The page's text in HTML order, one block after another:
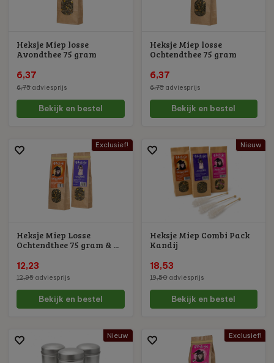
Heksje Miep losse
Avondthee 75 gram
6,37
6,75 adviesprijs
Bekijk en bestel
Heksje Miep losse
Ochtendthee 75 gram
6,37
6,75adviesprijs
Bekijk en bestel
Exclusief!
Heksje Miep Losse
Ochtendthee 75 gram & ...
12,23
12,95 adviesprijs
Bekijk en bestel
Nieuw
Heksje Miep Combi Pack
Kandij
18,53
19,50adviesprijs
Bekijk en bestel
Nieuw Exclusief!